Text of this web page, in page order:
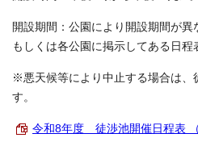
開設期間：公園により開設期間が
もしくは各公園に掲示してある日程
※悪天候等により中止する場合は、
す。
令和8年度 徒渉池開催日程表 （